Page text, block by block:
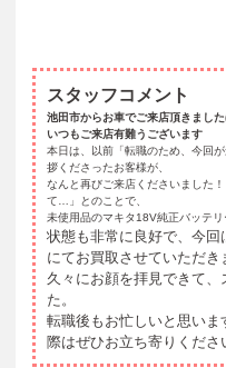
スタッフコメント
池田市からお車でご来店頂きまし
いつもご来店有難うございます
本日は、以前「転職のため、今回
拶くださったお客様が、
なんと再びご来店くださいました
て…」とのことで、
未使用品のマキタ18V純正バッテ
状態も非常に良好で、今回
にてお買取させていただき
久々にお顔を拝見できて
た。
転職後もお忙しいと思い
際はぜひお立ち寄りくださ